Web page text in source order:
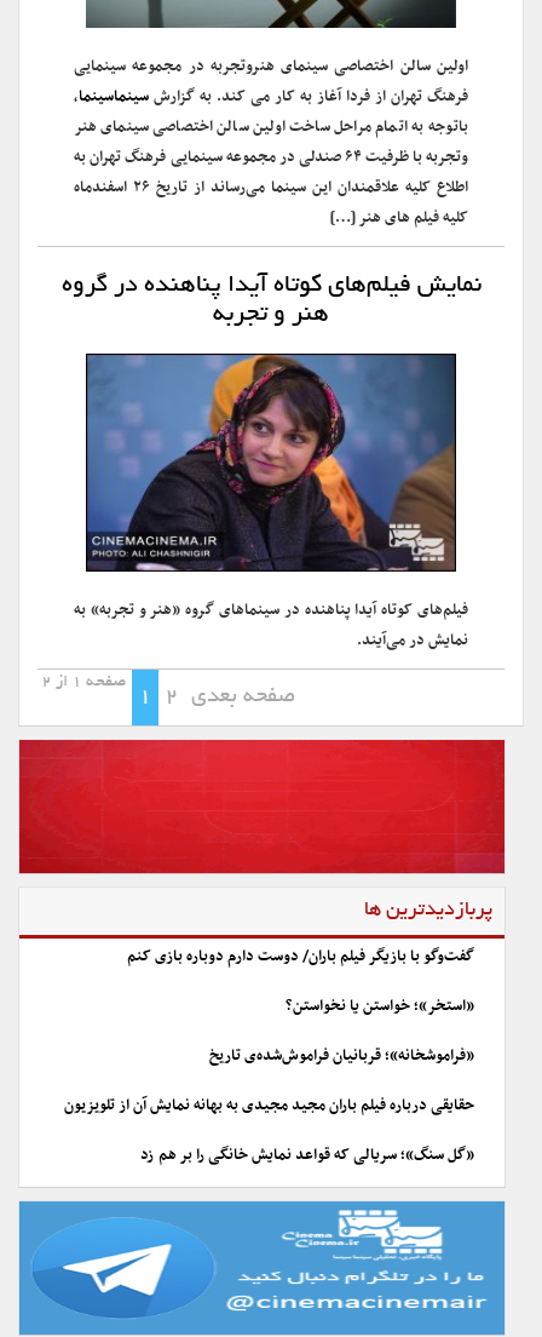
اولین سالن اختصاصی سینمای هنروتجربه در مجموعه سینمایی
فرهنگ تهران از فردا آغاز به کار می کند. به گزارشسینماسینما،
باتوجه به اتمام مراحل ساخت اولین سالن اختصاصی سینمای هنر
وتجربه با ظرفیت ۶۴ صندلی در مجموعه سینمایی فرهنگ تهران به
اطلاع کلیه علاقمندان این سینما می‌رساند از تاریخ ۲۶ اسفندماه
کلیه فیلم های هنر […]
نمایش فیلم‌های کوتاه آیدا پناهنده در گروه
هنر و تجربه
فیلم‌های کوتاه آیدا پناهنده در سینماهای گروه «هنر و تجربه» به
نمایش در می‌آیند.
صفحه 1 از 2
1 2 صفحه بعدی
پربازدیدترین ها
گفت‌وگو با بازیگر فیلم باران/ دوست دارم دوباره بازی کنم
«استخر»؛ خواستن یا نخواستن؟
«فراموشخانه»؛ قربانیان فراموش‌شده‌ی تاریخ
حقایقی درباره فیلم باران مجید مجیدی به بهانه نمایش آن از تلویزیون
«گل سنگ»؛ سریالی که قواعد نمایش خانگی را بر هم زد